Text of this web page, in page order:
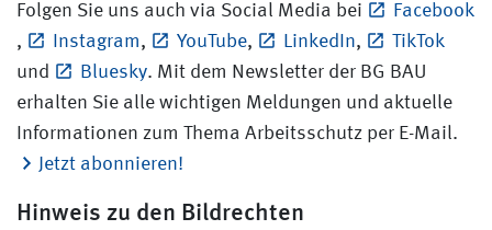
Folgen Sie uns auch via Social Media bei
Facebook
,
Instagram, YouTube, LinkedIn,
TikTok
und
Bluesky. Mit dem Newsletter der BG BAU
erhalten Sie alle wichtigen Meldungen und aktuelle
Informationen zum Thema Arbeitsschutz per E-Mail.
Jetzt abonnieren!
Hinweis zu den Bildrechten